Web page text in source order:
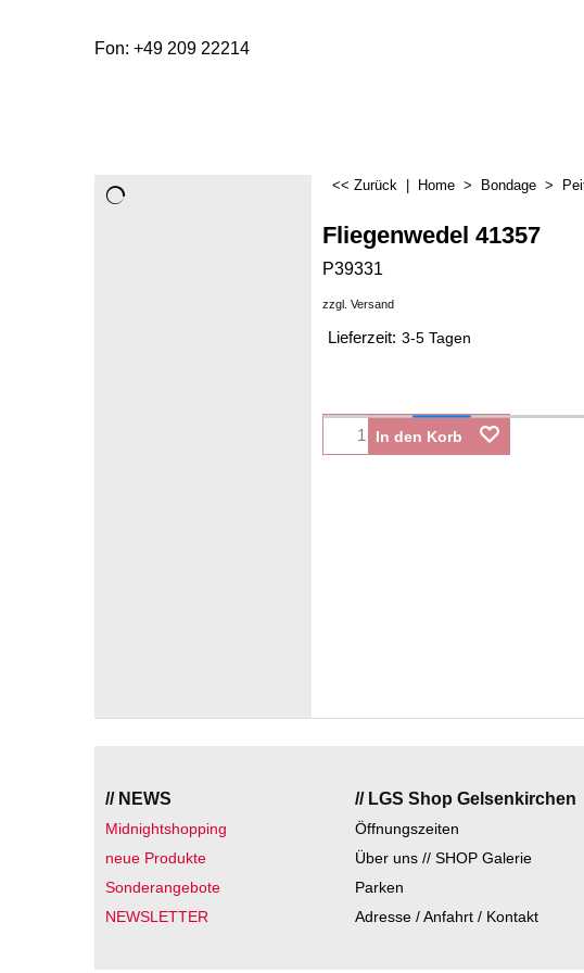
Fon: +49 209 22214
<< Zurück Home > Bondage >
Fliegenwedel 41357
P39331
zzgl. Versand
Lieferzeit: 3-5 Tagen
In den Korb
// NEWS
Midnightshopping
neue Produkte
Sonderangebote
NEWSLETTER
// LGS Shop Gelsenkirchen
Öffnungszeiten
Über uns // SHOP Galerie
Parken
Adresse / Anfahrt / Kontakt